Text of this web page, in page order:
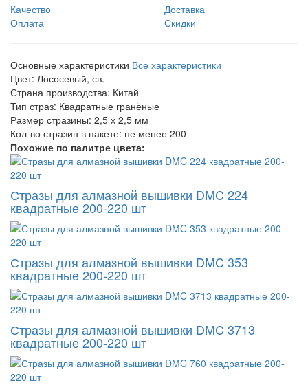
Качество
Доставка
Оплата
Скидки
Основные характеристики Все характеристики
Цвет: Лососевый, св.
Страна производства: Китай
Тип страз: Квадратные гранёные
Размер стразины: 2,5 х 2,5 мм
Кол-во стразин в пакете: не менее 200
Похожие по палитре цвета:
Стразы для алмазной вышивки DMC 224
квадратные 200-220 шт
Стразы для алмазной вышивки DMC 353
квадратные 200-220 шт
Стразы для алмазной вышивки DMC 3713
квадратные 200-220 шт